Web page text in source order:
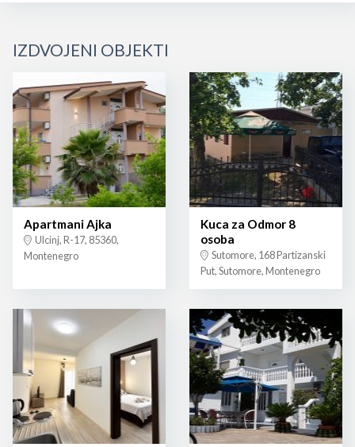
IZDVOJENI OBJEKTI
Apartmani Ajka
Ulcinj, R-17, 85360,
Montenegro
Kuca za Odmor 8
osoba
Sutomore, 168 Partizanski
Put, Sutomore, Montenegro